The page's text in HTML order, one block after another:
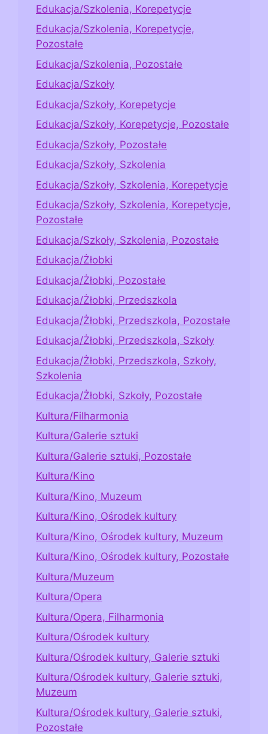
Edukacja/Szkolenia, Korepetycje
Edukacja/Szkolenia, Korepetycje,
Pozostałe
Edukacja/Szkolenia, Pozostałe
Edukacja/Szkoły
Edukacja/Szkoły, Korepetycje
Edukacja/Szkoły, Korepetycje, Pozostałe
Edukacja/Szkoły, Pozostałe
Edukacja/Szkoły, Szkolenia
Edukacja/Szkoły, Szkolenia, Korepetycje
Edukacja/Szkoły, Szkolenia, Korepetycje,
Pozostałe
Edukacja/Szkoły, Szkolenia, Pozostałe
Edukacja/Żłobki
Edukacja/Żłobki, Pozostałe
Edukacja/Żłobki, Przedszkola
Edukacja/Żłobki, Przedszkola, Pozostałe
Edukacja/Żłobki, Przedszkola, Szkoły
Edukacja/Żłobki, Przedszkola, Szkoły,
Szkolenia
Edukacja/Żłobki, Szkoły, Pozostałe
Kultura/Filharmonia
Kultura/Galerie sztuki
Kultura/Galerie sztuki, Pozostałe
Kultura/Kino
Kultura/Kino, Muzeum
Kultura/Kino, Ośrodek kultury
Kultura/Kino, Ośrodek kultury, Muzeum
Kultura/Kino, Ośrodek kultury, Pozostałe
Kultura/Muzeum
Kultura/Opera
Kultura/Opera, Filharmonia
Kultura/Ośrodek kultury
Kultura/Ośrodek kultury, Galerie sztuki
Kultura/Ośrodek kultury, Galerie sztuki,
Muzeum
Kultura/Ośrodek kultury, Galerie sztuki,
Pozostałe